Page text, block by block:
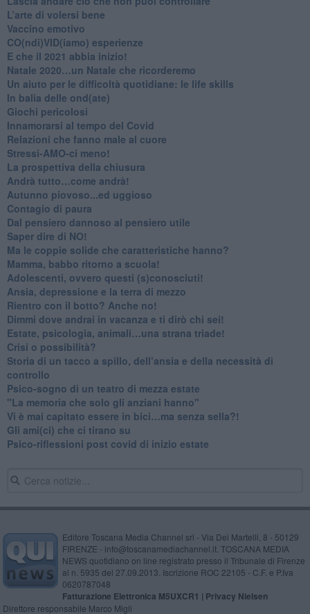
L’arte di volersi bene
​Vaccino emotivo
CO(ndi)VID(iamo) esperienze
​E che il 2021 abbia inizio!
​Natale 2020…un Natale che ricorderemo
Un aiuto per le difficoltà quotidiane: le life skills
​In balia delle ond(ate)
Giochi pericolosi
Innamorarsi al tempo del Covid
​Relazioni che fanno male al cuore
​Stressi-AMO-ci meno!
​La prospettiva della chiusura
​Andrà tutto…come andrà!
Autunno piovoso...ed uggioso
​Contagio di paura
​Dal pensiero dannoso al pensiero utile
​Saper dire di NO!
​Ma le coppie solide che caratteristiche hanno?
​Mamma, babbo ritorno a scuola!
Adolescenti, ovvero questi (s)conosciuti!
Ansia, depressione e la terra di mezzo
​Rientro con il botto? Anche no!
Dimmi dove andrai in vacanza e ti dirò chi sei!
​Estate, psicologia, animali…una strana triade!
​Crisi o possibilità?
​Storia di un tacco a spillo, dell’ansia e della necessità di
controllo
​Psico-sogno di un teatro di mezza estate
"La memoria che solo gli anziani hanno"
​Vi è mai capitato essere in bici…ma senza sella?!
​Gli ami(ci) che ci tirano su
Psico-riflessioni post covid di inizio estate
Editore Toscana Media Channel srl - Via Dei Martelli, 8 - 50129
FIRENZE - info@toscanamediachannel.it. TOSCANA MEDIA
NEWS quotidiano on line registrato presso il Tribunale di Firenze
al n. 5935 del 27.09.2013. Iscrizione ROC 22105 - C.F. e P.Iva
0620787048
Fatturazione Elettronica M5UXCR1 | Privacy Nielsen
Direttore responsabile Marco Migli